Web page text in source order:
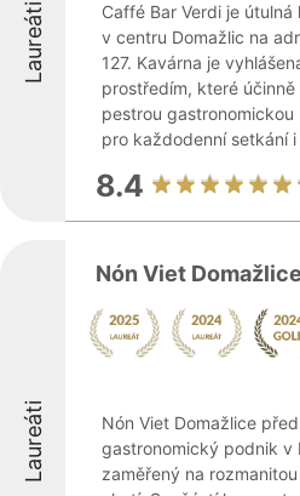
Laureáti
Caffé Bar Verdi je
v centru Domažlic na
127. Kavárna je
prostředím, které
pestrou
pro každodenní setkání
8.4
Laureáti
Nón Viet Domažlice
Nón Viet Domažlice
gastronomický podnik v
zaměřený na